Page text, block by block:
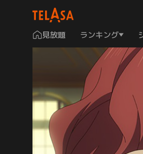
見放題 ランキング